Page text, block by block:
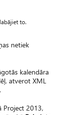
to.
netiek
kalendāra
atverot XML
Project 2013,